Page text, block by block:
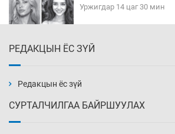
Уржигдар 14 цаг 30 мин
Уржигдар 14 цаг 00 мин
РЕДАКЦЫН ЁС ЗҮЙ
Редакцын ёс зүй
СУРТАЛЧИЛГАА БАЙРШУУЛАХ